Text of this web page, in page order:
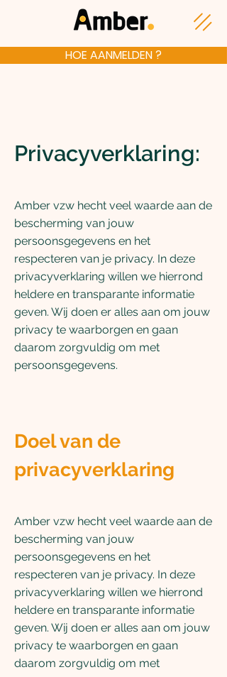
HOE AANMELDEN ?
Privacyverklaring:
Amber vzw hecht veel waarde aan de
bescherming van jouw
persoonsgegevens en het
respecteren van je privacy. In deze
privacyverklaring willen we hierrond
heldere en transparante informatie
geven. Wij doen er alles aan om jouw
privacy te waarborgen en gaan
daarom zorgvuldig om met
persoonsgegevens.
Doel van de
privacyverklaring
Amber vzw hecht veel waarde aan de
bescherming van jouw
persoonsgegevens en het
respecteren van je privacy. In deze
privacyverklaring willen we hierrond
heldere en transparante informatie
geven. Wij doen er alles aan om jouw
privacy te waarborgen en gaan
daarom zorgvuldig om met